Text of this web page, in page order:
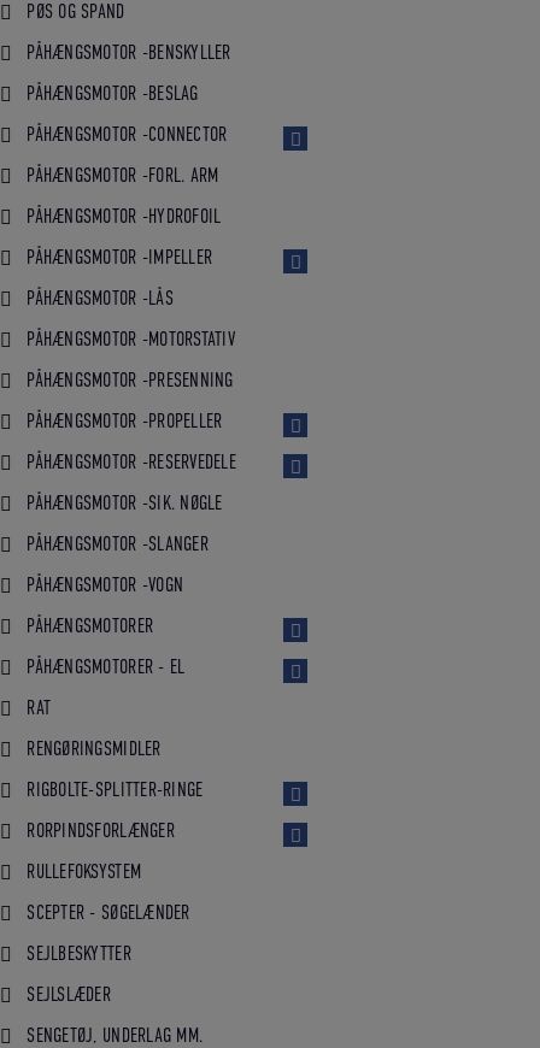
PØS OG SPAND
PÅHÆNGSMOTOR -BENSKYLLER
PÅHÆNGSMOTOR -BESLAG
PÅHÆNGSMOTOR -CONNECTOR
PÅHÆNGSMOTOR -FORL. ARM
PÅHÆNGSMOTOR -HYDROFOIL
PÅHÆNGSMOTOR -IMPELLER
PÅHÆNGSMOTOR -LÅS
PÅHÆNGSMOTOR -MOTORSTATIV
PÅHÆNGSMOTOR -PRESENNING
PÅHÆNGSMOTOR -PROPELLER
PÅHÆNGSMOTOR -RESERVEDELE
PÅHÆNGSMOTOR -SIK. NØGLE
PÅHÆNGSMOTOR -SLANGER
PÅHÆNGSMOTOR -VOGN
PÅHÆNGSMOTORER
PÅHÆNGSMOTORER - EL
RAT
RENGØRINGSMIDLER
RIGBOLTE-SPLITTER-RINGE
RORPINDSFORLÆNGER
RULLEFOKSYSTEM
SCEPTER - SØGELÆNDER
SEJLBESKYTTER
SEJLSLÆDER
SENGETØJ, UNDERLAG MM.